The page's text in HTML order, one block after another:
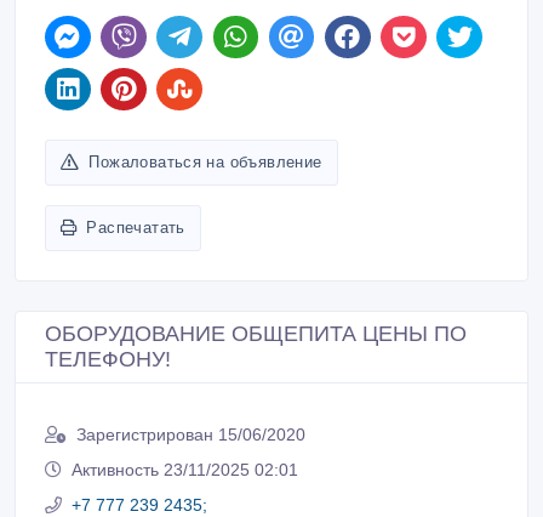
Пожаловаться на объявление
Распечатать
ОБОРУДОВАНИЕ ОБЩЕПИТА ЦЕНЫ ПО
ТЕЛЕФОНУ!
Зарегистрирован 15/06/2020
Активность 23/11/2025 02:01
+7 777 239 2435;